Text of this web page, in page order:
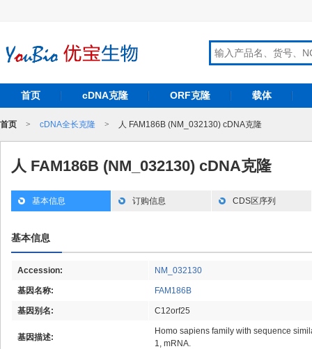
首页 cDNA克隆 ORF克隆 载体
首页 > cDNA全长克隆 > 人 FAM186B (NM_032130) cDNA克隆
人 FAM186B (NM_032130) cDNA克隆
基本信息 订购信息 CDS区序列
基本信息
Accession: NM_032130
基因名称: FAM186B
基因别名: C12orf25
基因描述:
Homo sapiens family with sequence
1, mRNA.